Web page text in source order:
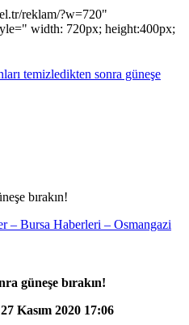
reklam/?w=720"
temizledikten sonra güneşe
– Bursa Haberleri – Osmangazi
güneşe bırakın!
Kasım 2020 17:06